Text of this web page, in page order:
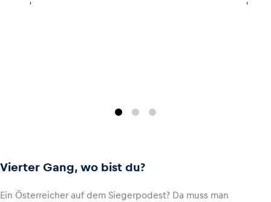
Vierter Gang, wo bist du?
Ein Österreicher auf dem Siegerpodest? Da muss man